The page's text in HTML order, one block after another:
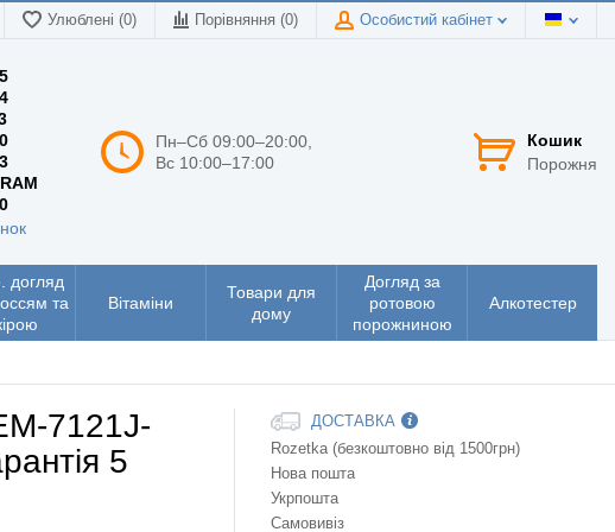
Улюблені (0) Порівняння (0) Особистий кабінет
Пн–Сб 09:00–20:00,
Вс 10:00–17:00
Кошик
Порожня
догляд
та
Вітаміни
Товари для
дому
Догляд за
ротовою
порожниною
Алкотестер
7121J-
5
ДОСТАВКА
Rozetka (безкоштовно від 1500грн)
Нова пошта
Укрпошта
Самовивіз